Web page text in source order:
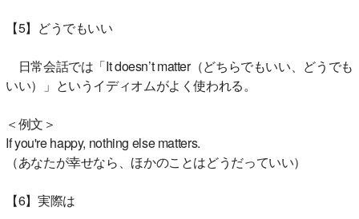
【5】どうでもいい
日常会話では「It doesn’t matter（どちらでもいい、どうでも
いい）」というイディオムがよく使われる。
＜例文＞
If you're happy, nothing else matters.
（あなたが幸せなら、ほかのことはどうだっていい）
【6】実際は